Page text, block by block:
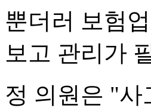
뿐더러 보험
보고 관리가
정 의원은 "사